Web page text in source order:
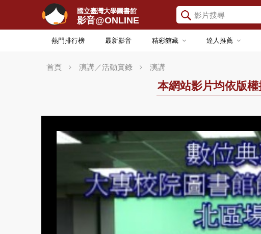
國立臺灣大學圖書館
影音@ONLINE
熱門排行榜 最新影音 精彩館藏 達人推薦
首頁 演講／活動實錄 演講
本網站影片均依版